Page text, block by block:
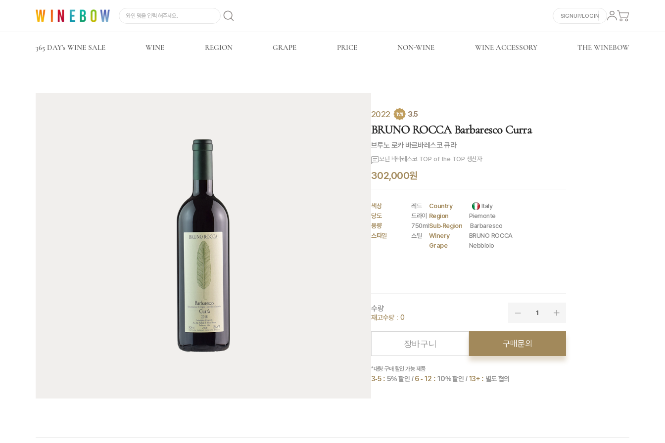
SIGNUP/LOGIN
365 DAY’s WINE SALE WINE REGION GRAPE PRICE NON-WINE WINE ACCESSORY THE WINEBOW
2022 3.5
BRUNO ROCCA Barbaresco Curra
브루노 로카 바르바레스코 큐라
모던 바바레스코 TOP of the TOP 생산자
302,000원
색상
레드
당도
드라이
용량
750ml
스타일
스틸
Country
Italy
Region
Piemonte
Sub-Region
Barbaresco
Winery
BRUNO ROCCA
Grape
Nebbiolo
수량
재고수량 : 0
1
장바구니 구매문의
*대량 구매 할인 가능 제품
3-5 : 5% 할인 /6 - 12 : 10% 할인 /13+ : 별도 협의